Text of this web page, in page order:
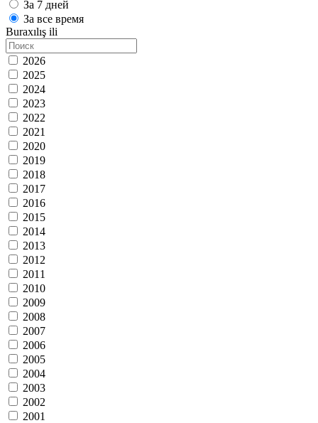
За 7 дней
За все время
Buraxılış ili
2026
2025
2024
2023
2022
2021
2020
2019
2018
2017
2016
2015
2014
2013
2012
2011
2010
2009
2008
2007
2006
2005
2004
2003
2002
2001